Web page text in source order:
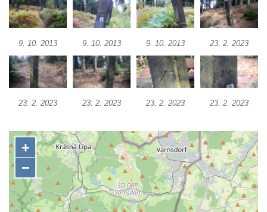
Socha Včela v ZOO Hluboká
Socha Housenka v ZOO Hluboká
Socha Nosorožík v ZOO Hluboká
Socha Rosomák v ZOO Hluboká
Socha Beruška v ZOO Hluboká
Flamingo trůn v ZOO Hluboká
Lavička Kůň Převalského v ZOO Hluboká
Lysá nad Labem, barokní město Šporkovo
Socha Opičákovník v ZOO Hluboká
Socha Roháč v ZOO Hluboká
9. 10. 2013 9. 10. 2013 9. 10. 2013 23. 2. 2023
23. 2. 2023 23. 2. 2023 23. 2. 2023 23. 2. 2023